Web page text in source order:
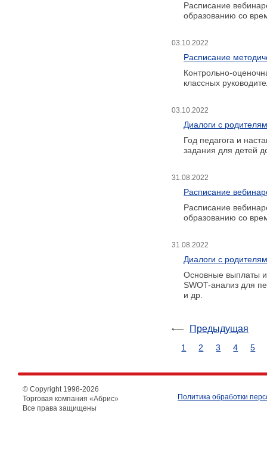
Расписание
образованию со
03.10.2022
Расписание
Контрольно-
классных
03.10.2022
Диалоги с
Год педагога и
задания для детей
31.08.2022
Расписание
Расписание
образованию со
31.08.2022
Диалоги с
Основные выплаты
SWOT-анализ для
и др.
Предыдущая
1 2 3 4 5
© Copyright 1998-2026
Торговая компания «Абрис»
Все права защищены
Политика обработки